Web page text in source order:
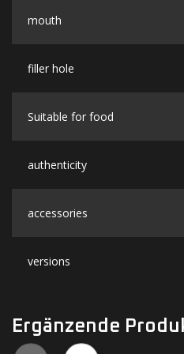
mouth
filler hole
Suitable for food
authenticity
accessories
versions
Ergänzende